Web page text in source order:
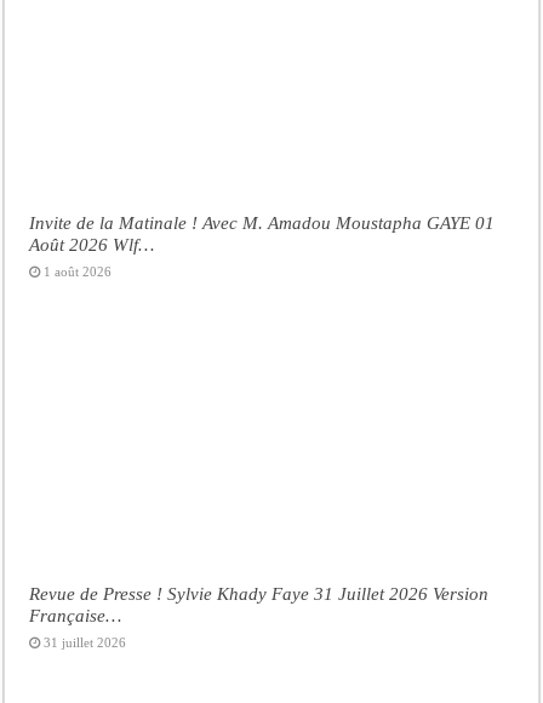
Invite de la Matinale ! Avec M. Amadou Moustapha GAYE 01
Août 2026 Wlf…
1 août 2026
Revue de Presse ! Sylvie Khady Faye 31 Juillet 2026 Version
Française…
31 juillet 2026